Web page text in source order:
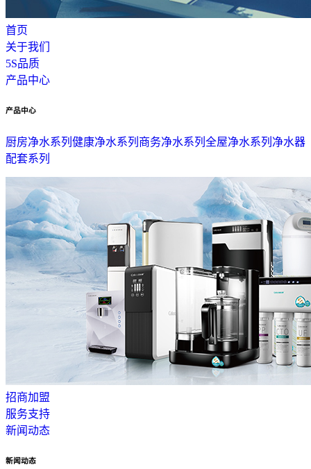
首页
关于我们
5S品质
产品中心
产品中心
厨房净水系列 健康净水系列 商务净水系列 全屋净水系列 净水器
配套系列
招商加盟
服务支持
新闻动态
新闻动态